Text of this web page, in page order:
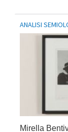
ANALISI
Mirella